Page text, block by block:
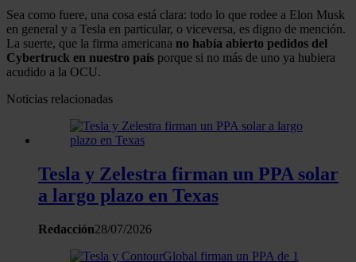
Sea como fuere, una cosa está clara: todo lo que rodee a Elon Musk
en general y a Tesla en particular, o viceversa, es digno de mención.
La suerte, que la firma americana no había abierto pedidos del
Cybertruck en nuestro país porque si no más de uno ya hubiera
acudido a la OCU.
Noticias relacionadas
Tesla y Zelestra firman un PPA solar
a largo plazo en Texas
Redacción28/07/2026